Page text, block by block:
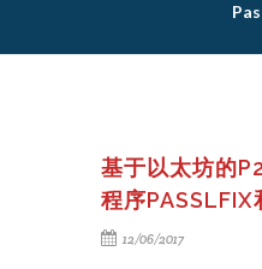
基于以太坊的
程序PASSLFIX
12/06/2017